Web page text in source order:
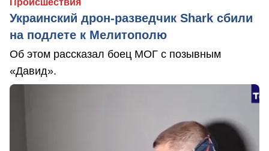
Украинский дрон-разведчик Shark сбили
на подлете к Мелитополю
Об этом рассказал боец МОГ с позывным
«Давид».